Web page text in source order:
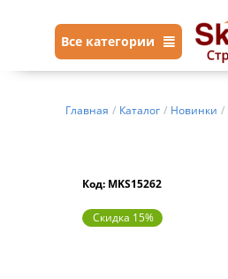
Все категории
Главная / Каталог / Новинки /
Код: MKS15262
Скидка 15%